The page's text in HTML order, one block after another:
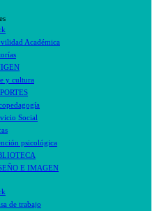
Académica
y cultura
Social
psicológica
E IMAGEN
de trabajo